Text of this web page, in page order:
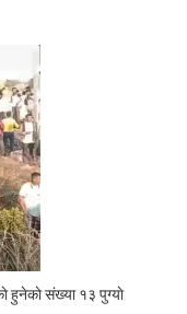
हुनेकाे संख्या १३ पुग्याे